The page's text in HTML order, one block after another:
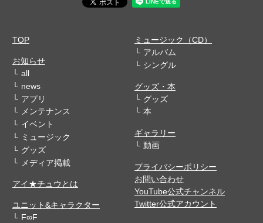
TOP
お知らせ
all
news
アプリ
メンテナンス
イベント
ミュージック
グッズ
メディア掲載
アイ★チュウとは
ユニット&キャラクター
F∞F
ミュージック（CD）
アルバム
シングル
グッズ・本
グッズ
本
ギャラリー
動画
プライバシーポリシー
お問い合わせ
YouTube公式チャンネル
Twitter公式アカウント